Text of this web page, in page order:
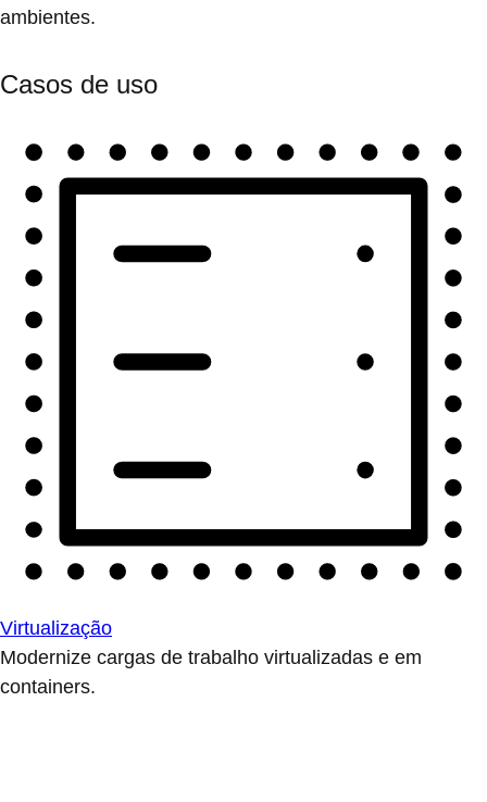
ambientes.
Casos de uso
Virtualização
Modernize cargas de trabalho virtualizadas e em
containers.